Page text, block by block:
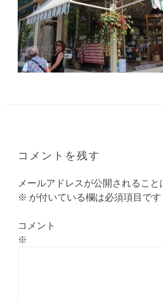
コメントを残す
メールアドレスが公開されること
※ が付いている欄は必須項目です
コメント
※